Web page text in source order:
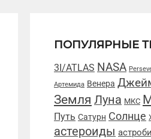
ПОПУЛЯРНЫЕ
3I/ATLAS NASA
Артемида Венера
Земля Луна МКС
Путь Сатурн Солнце
астероиды